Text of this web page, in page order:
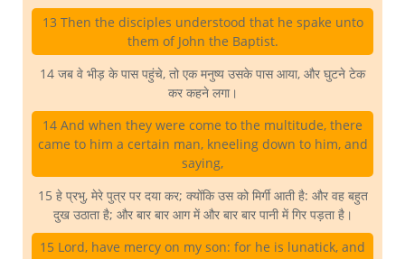
13 Then the disciples understood that he spake unto
them of John the Baptist.
14 जब वे भीड़ के पास पहुंचे, तो एक मनुष्य उसके पास आया, और घुटने टेक
कर कहने लगा।
14 And when they were come to the multitude, there
came to him a certain man, kneeling down to him, and
saying,
15 हे प्रभु, मेरे पुत्र पर दया कर; क्योंकि उस को मिर्गी आती है: और वह बहुत
दुख उठाता है; और बार बार आग में और बार बार पानी में गिर पड़ता है।
15 Lord, have mercy on my son: for he is lunatick, and